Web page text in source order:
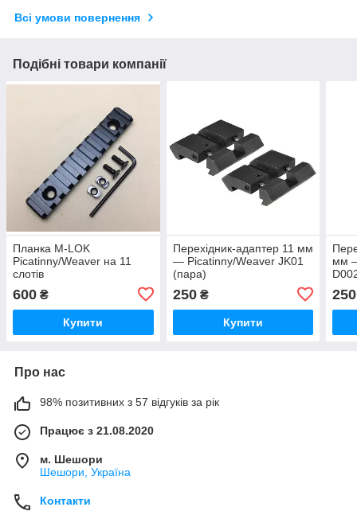
Всі умови повернення
Подібні товари компанії
Планка M-LOK
Picatinny/Weaver на 11
слотів
600 ₴
Купити
Перехідник-адаптер 11 мм
— Picatinny/Weaver JK01
(пара)
250₴
Купити
мм
250
Про нас
98% позитивних з 57 відгуків за рік
Працює з 21.08.2020
м. Шешори
Шешори, Україна
Контакти